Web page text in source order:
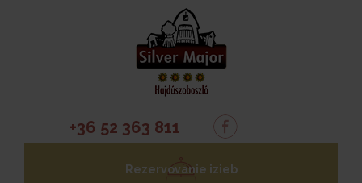
+36 52 363 811
Rezervovanie izieb